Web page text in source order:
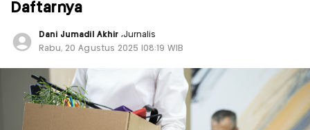
Daftarnya
Dani Jumadil Akhir ,Jurnalis
Rabu, 20 Agustus 2025 |08:19 WIB